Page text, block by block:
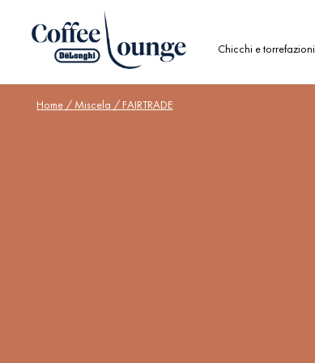
Chicchi e torrefazioni
Home / Miscela / FAIRTRADE